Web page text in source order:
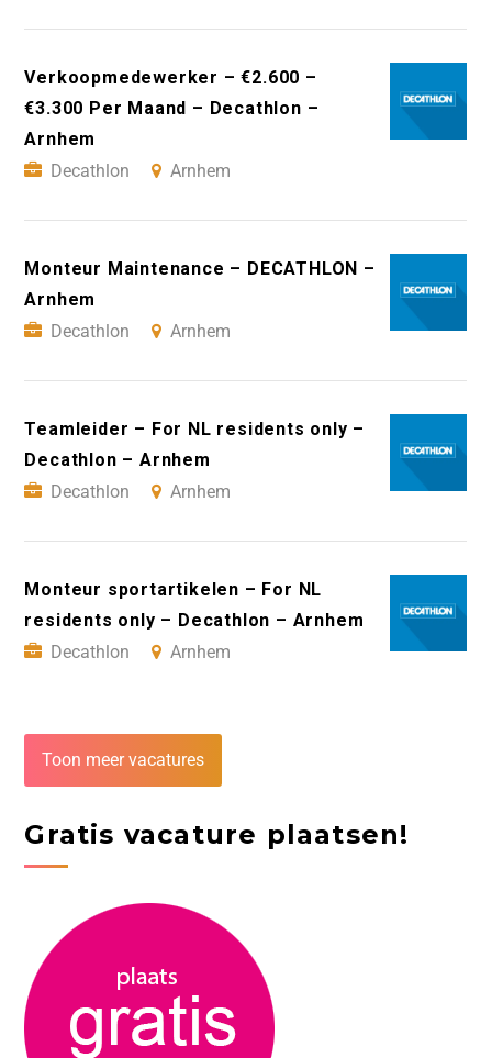
Verkoopmedewerker – €2.600 –
€3.300 Per Maand – Decathlon –
Arnhem
Decathlon
Arnhem
Monteur Maintenance – DECATHLON –
Arnhem
Decathlon
Arnhem
Teamleider – For NL residents only –
Decathlon – Arnhem
Decathlon
Arnhem
Monteur sportartikelen – For NL
residents only – Decathlon – Arnhem
Decathlon
Arnhem
Toon meer vacatures
Gratis vacature plaatsen!